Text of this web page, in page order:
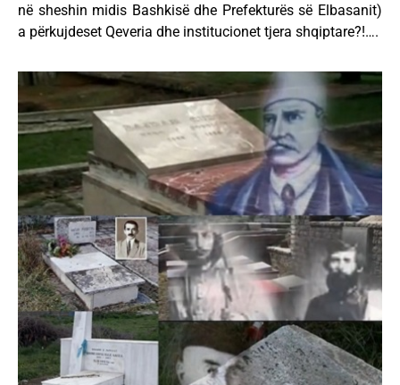
në sheshin midis Bashkisë dhe Prefekturës së Elbasanit)
a përkujdeset Qeveria dhe institucionet tjera shqiptare?!….